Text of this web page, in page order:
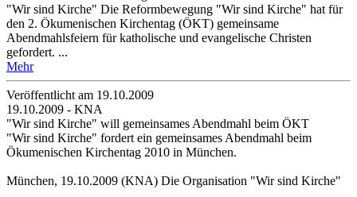
"Wir sind Kirche" Die Reformbewegung "Wir sind Kirche" hat für
den 2. Ökumenischen Kirchentag (ÖKT) gemeinsame
Abendmahlsfeiern für katholische und evangelische Christen
gefordert. ...
Mehr
Veröffentlicht am 19­.10.2009
19.10.2009 - KNA
"Wir sind Kirche" will gemeinsames Abendmahl beim ÖKT
"Wir sind Kirche" fordert ein gemeinsames Abendmahl beim
Ökumenischen Kirchentag 2010 in München.
München, 19.10.2009 (KNA) Die Organisation "Wir sind Kirche"